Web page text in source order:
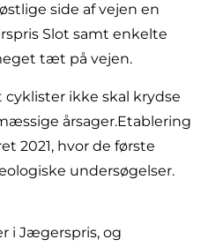
side af vejen en
Slot samt enkelte
tæt på vejen.
ikke skal krydse
årsager.Etablering
2021, hvor de første
undersøgelser.
i Jægerspris, og